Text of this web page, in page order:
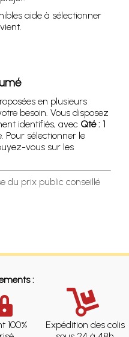
aide à sélectionner
en plusieurs
besoin. Vous disposez
identifiés, avec Qté : 1
sélectionner le
vous sur les
du prix public conseillé
:
100%
Expédition des colis